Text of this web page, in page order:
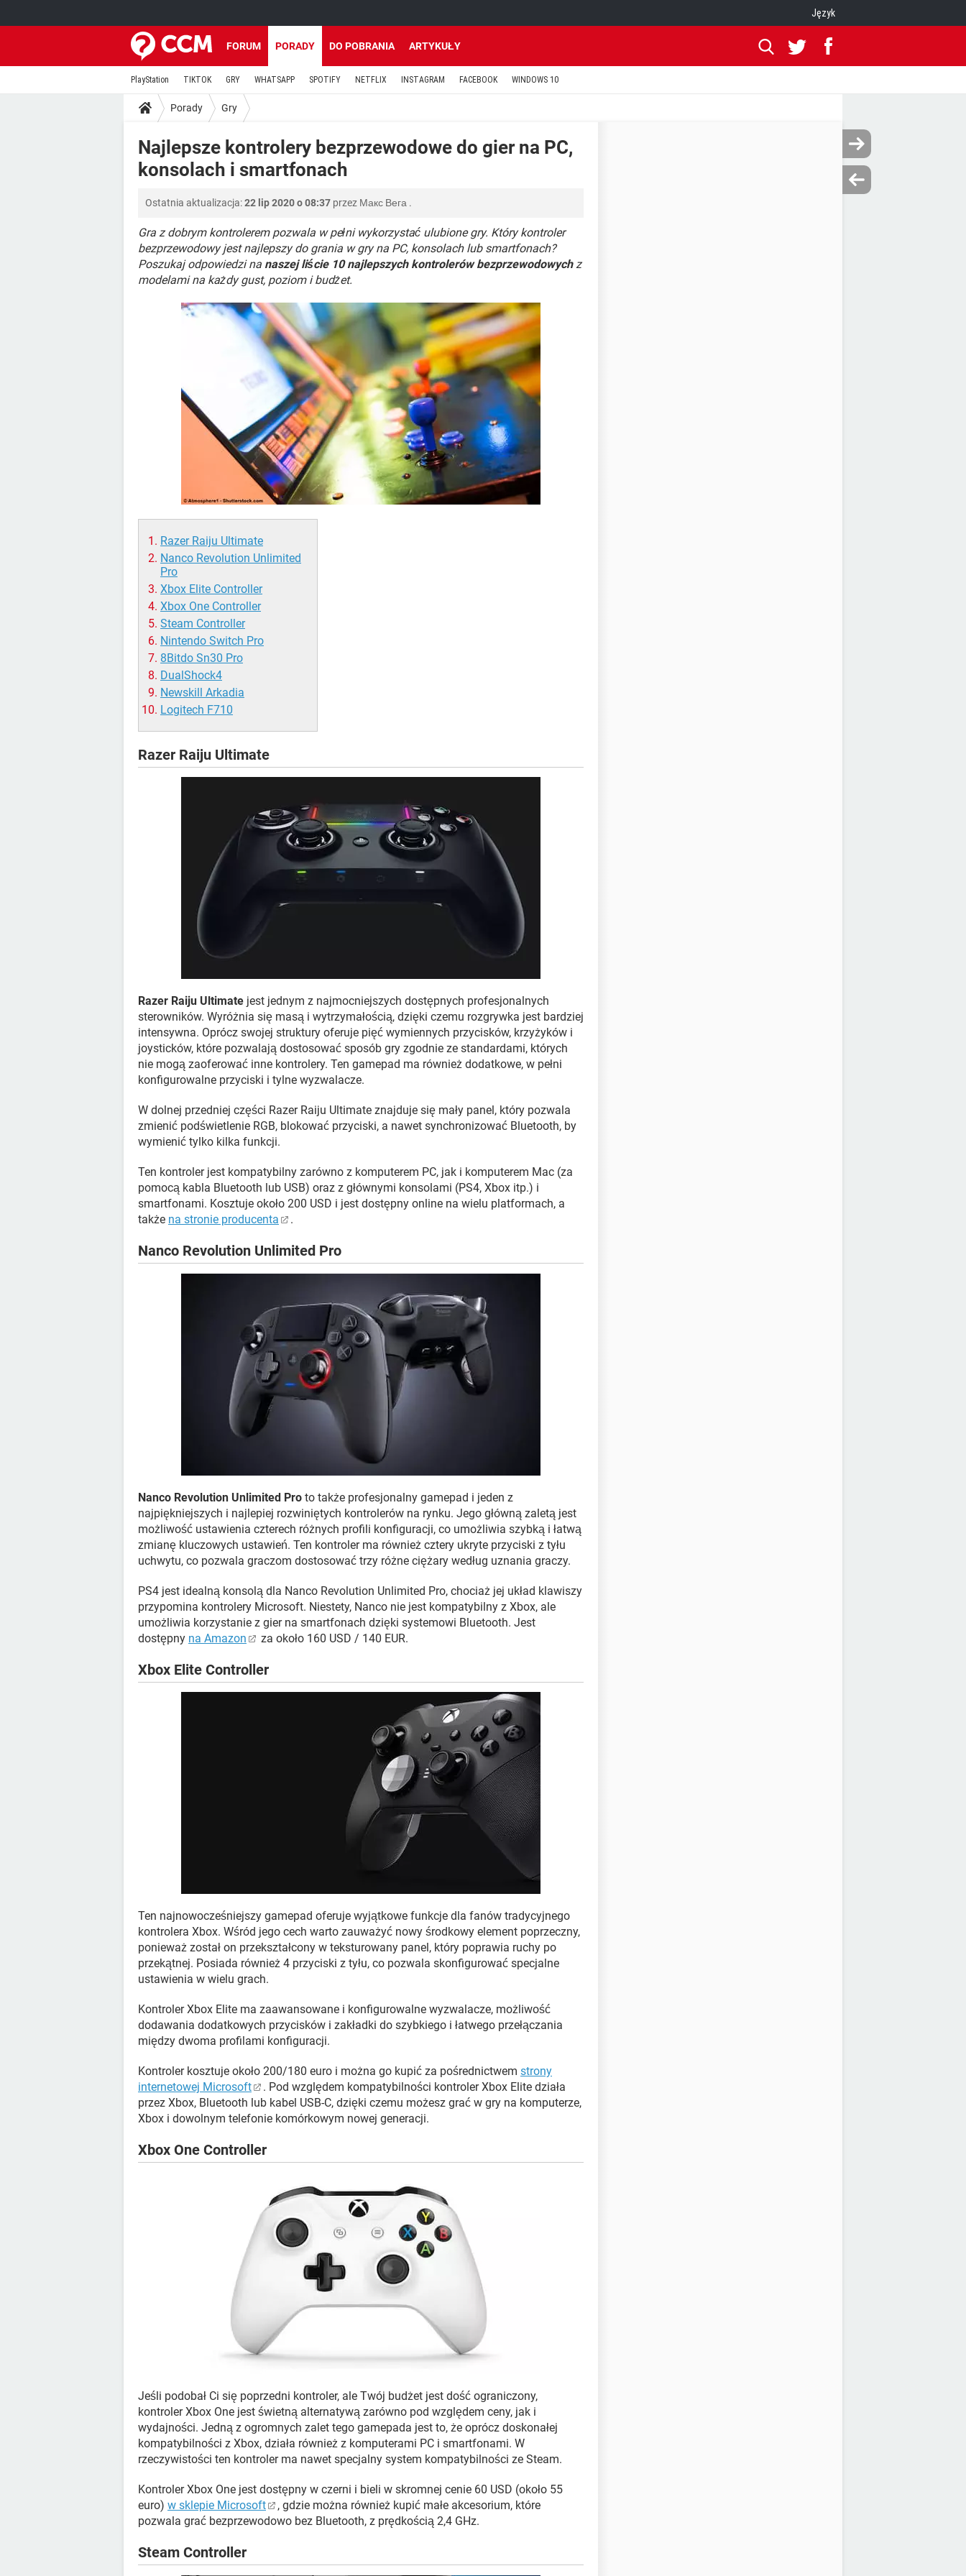
Język
FORUM PORADY DO POBRANIA ARTYKUŁY
PlayStation TIKTOK GRY WHATSAPP SPOTIFY NETFLIX INSTAGRAM FACEBOOK WINDOWS 10
Porady Gry
Najlepsze kontrolery bezprzewodowe do gier na PC,
konsolach i smartfonach
Ostatnia aktualizacja:22 lip 2020 o 08:37 przez Макс Вега .
Gra z dobrym kontrolerem pozwala w pełni wykorzystać ulubione gry. Który kontroler
bezprzewodowy jest najlepszy do grania w gry na PC, konsolach lub smartfonach?
Poszukaj odpowiedzi na naszej liście 10 najlepszych kontrolerów bezprzewodowychz
modelami na każdy gust, poziom i budżet.
Razer Raiju Ultimate
Nanco Revolution Unlimited
Pro
Xbox Elite Controller
Xbox One Controller
Steam Controller
Nintendo Switch Pro
8Bitdo Sn30 Pro
DualShock4
Newskill Arkadia
Logitech F710
Razer Raiju Ultimate
Razer Raiju Ultimate jest jednym z najmocniejszych dostępnych profesjonalnych
sterowników. Wyróżnia się masą i wytrzymałością, dzięki czemu rozgrywka jest bardziej
intensywna. Oprócz swojej struktury oferuje pięć wymiennych przycisków, krzyżyków i
joysticków, które pozwalają dostosować sposób gry zgodnie ze standardami, których
nie mogą zaoferować inne kontrolery. Ten gamepad ma również dodatkowe, w pełni
konfigurowalne przyciski i tylne wyzwalacze.
W dolnej przedniej części Razer Raiju Ultimate znajduje się mały panel, który pozwala
zmienić podświetlenie RGB, blokować przyciski, a nawet synchronizować Bluetooth, by
wymienić tylko kilka funkcji.
Ten kontroler jest kompatybilny zarówno z komputerem PC, jak i komputerem Mac (za
pomocą kabla Bluetooth lub USB) oraz z głównymi konsolami (PS4, Xbox itp.) i
smartfonami. Kosztuje około 200 USD i jest dostępny online na wielu platformach, a
także na stronie producenta .
Nanco Revolution Unlimited Pro
Nanco Revolution Unlimited Pro to także profesjonalny gamepad i jeden z
najpiękniejszych i najlepiej rozwiniętych kontrolerów na rynku. Jego główną zaletą jest
możliwość ustawienia czterech różnych profili konfiguracji, co umożliwia szybką i łatwą
zmianę kluczowych ustawień. Ten kontroler ma również cztery ukryte przyciski z tyłu
uchwytu, co pozwala graczom dostosować trzy różne ciężary według uznania graczy.
PS4 jest idealną konsolą dla Nanco Revolution Unlimited Pro, chociaż jej układ klawiszy
przypomina kontrolery Microsoft. Niestety, Nanco nie jest kompatybilny z Xbox, ale
umożliwia korzystanie z gier na smartfonach dzięki systemowi Bluetooth. Jest
dostępny na Amazon za około 160 USD / 140 EUR.
Xbox Elite Controller
Ten najnowocześniejszy gamepad oferuje wyjątkowe funkcje dla fanów tradycyjnego
kontrolera Xbox. Wśród jego cech warto zauważyć nowy środkowy element poprzeczny,
ponieważ został on przekształcony w teksturowany panel, który poprawia ruchy po
przekątnej. Posiada również 4 przyciski z tyłu, co pozwala skonfigurować specjalne
ustawienia w wielu grach.
Kontroler Xbox Elite ma zaawansowane i konfigurowalne wyzwalacze, możliwość
dodawania dodatkowych przycisków i zakładki do szybkiego i łatwego przełączania
między dwoma profilami konfiguracji.
Kontroler kosztuje około 200/180 euro i można go kupić za pośrednictwem strony
internetowej Microsoft
. Pod względem kompatybilności kontroler Xbox Elite działa
przez Xbox, Bluetooth lub kabel USB-C, dzięki czemu możesz grać w gry na komputerze,
Xbox i dowolnym telefonie komórkowym nowej generacji.
Xbox One Controller
Jeśli podobał Ci się poprzedni kontroler, ale Twój budżet jest dość ograniczony,
kontroler Xbox One jest świetną alternatywą zarówno pod względem ceny, jak i
wydajności. Jedną z ogromnych zalet tego gamepada jest to, że oprócz doskonałej
kompatybilności z Xbox, działa również z komputerami PC i smartfonami. W
rzeczywistości ten kontroler ma nawet specjalny system kompatybilności ze Steam.
Kontroler Xbox One jest dostępny w czerni i bieli w skromnej cenie 60 USD (około 55
euro) w sklepie Microsoft
, gdzie można również kupić małe akcesorium, które
pozwala grać bezprzewodowo bez Bluetooth, z prędkością 2,4 GHz.
Steam Controller